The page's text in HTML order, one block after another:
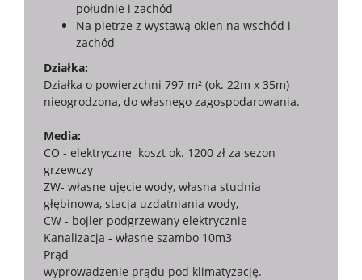
południe i zachód
Na pietrze z wystawą okien na wschód i
zachód
Działka:
Działka o powierzchni 797 m² (ok. 22m x 35m)
nieogrodzona, do własnego zagospodarowania.
Media:
CO - elektryczne koszt ok. 1200 zł za sezon
grzewczy
ZW- własne ujęcie wody, własna studnia
głębinowa, stacja uzdatniania wody,
CW - bojler podgrzewany elektrycznie
Kanalizacja - własne szambo 10m3
Prąd
wyprowadzenie prądu pod klimatyzację.